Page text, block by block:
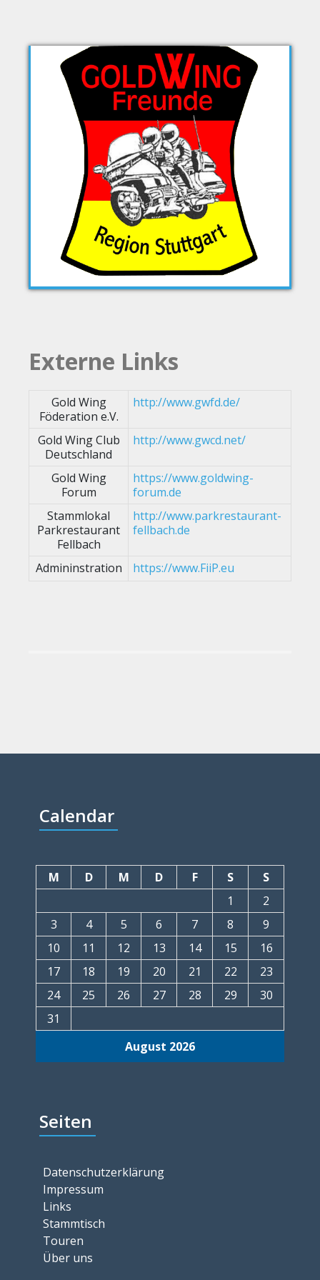
Externe Links
Gold Wing
Föderation e.V.
http://www.gwfd.de/
Gold Wing Club
Deutschland
http://www.gwcd.net/
Gold Wing
Forum
https://www.goldwing-
forum.de
Stammlokal
Parkrestaurant
Fellbach
http://www.parkrestaurant-
fellbach.de
Admininstration https://www.FiiP.eu
Calendar
August 2026
M D M D F S
S
1
2
3
4 5 6 7 8
9
10
11 12 13 14 15
16
17
18 19 20 21 22
23
24
25 26 27 28 29
30
31
Seiten
Datenschutzerklärung
Impressum
Links
Stammtisch
Touren
Über uns